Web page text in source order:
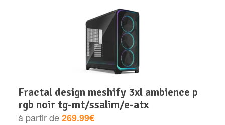
fractal design meshify 3xl ambience p
rgb noir tg-mt/ssalim/e-atx
à partir de269.99€